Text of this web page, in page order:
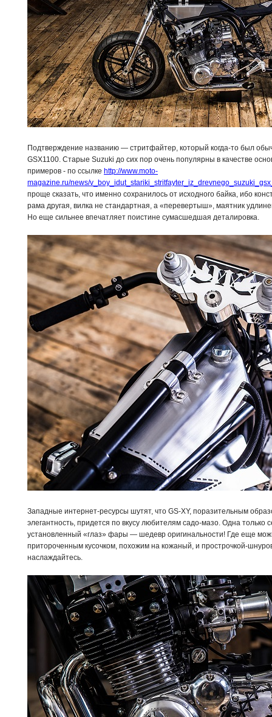
Подтверждение названию — стритфайтер, который когда-то был
GSX1100. Старые Suzuki до сих пор очень популярны в качестве
примеров - по ссылке http://www.moto-
magazine.ru/news/
проще сказать, что именно сохранилось от исходного байка, ибо
рама другая, вилка не стандартная, а «перевертыш», маятник
Но еще сильнее впечатляет поистине сумасшедшая деталировка.
Западные интернет-ресурсы шутят, что GS-XY, поразительным
элегантность, придется по вкусу любителям садо-мазо. Одна только
установленный «глаз» фары — шедевр оригинальности! Где еще
притороченным кусочком, похожим на кожаный, и прострочкой-
наслаждайтесь.